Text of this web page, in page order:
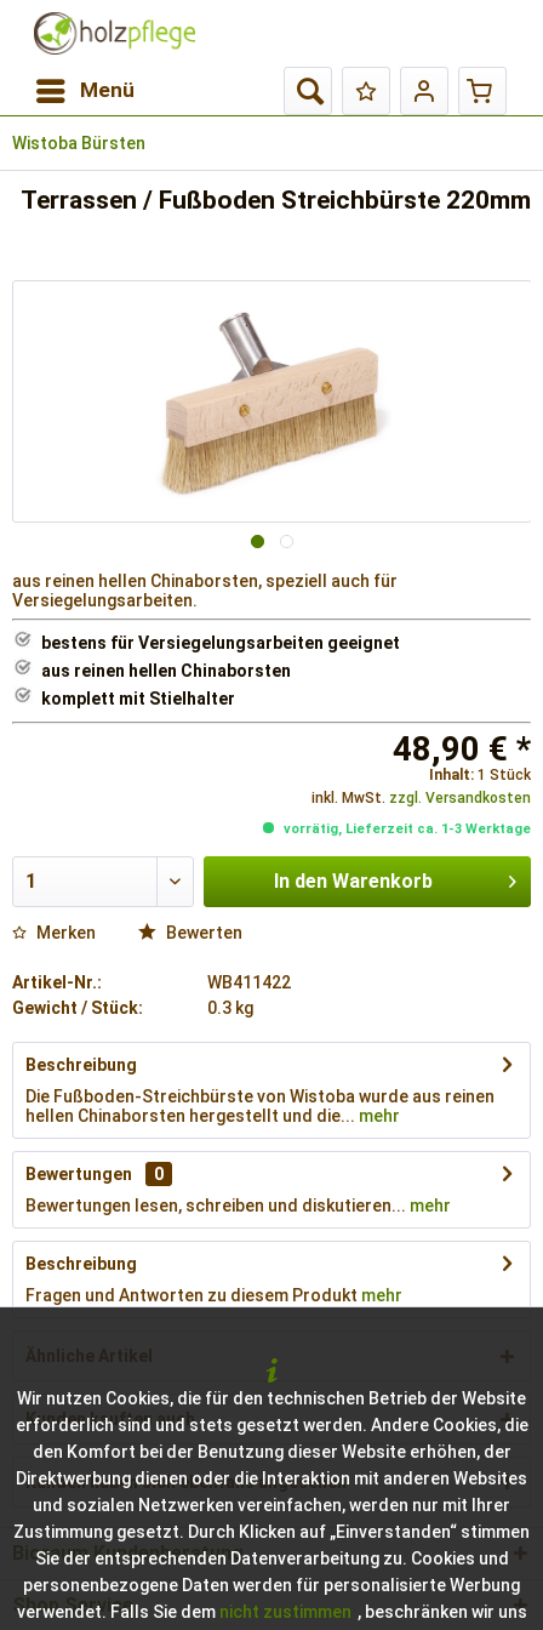
Menü
Wistoba Bürsten
Terrassen / Fußboden Streichbürste 220mm
aus reinen hellen Chinaborsten, speziell auch für
Versiegelungsarbeiten.
bestens für Versiegelungsarbeiten geeignet
aus reinen hellen Chinaborsten
komplett mit Stielhalter
48,90 € *
Inhalt: 1 Stück
inkl. MwSt. zzgl. Versandkosten
vorrätig, Lieferzeit ca. 1-3 Werktage
In den Warenkorb
Merken Bewerten
Artikel-Nr.:
WB411422
Gewicht / Stück:
0.3 kg
Beschreibung
Die Fußboden-Streichbürste von Wistoba wurde aus reinen
hellen Chinaborsten hergestellt und die... mehr
Bewertungen
0
Bewertungen lesen, schreiben und diskutieren... mehr
Beschreibung
Fragen und Antworten zu diesem Produkt mehr
Ähnliche Artikel
Kunden kauften auch
Kunden haben sich ebenfalls angesehen
Bioraum Kundenberatung
Shop Service
Wir nutzen Cookies, die für den technischen Betrieb der Website
erforderlich sind und stets gesetzt werden. Andere Cookies, die
den Komfort bei der Benutzung dieser Website erhöhen, der
Direktwerbung dienen oder die Interaktion mit anderen Websites
und sozialen Netzwerken vereinfachen, werden nur mit Ihrer
Zustimmung gesetzt. Durch Klicken auf „Einverstanden“ stimmen
Sie der entsprechenden Datenverarbeitung zu. Cookies und
personenbezogene Daten werden für personalisierte Werbung
verwendet. Falls Sie dem nicht zustimmen , beschränken wir uns